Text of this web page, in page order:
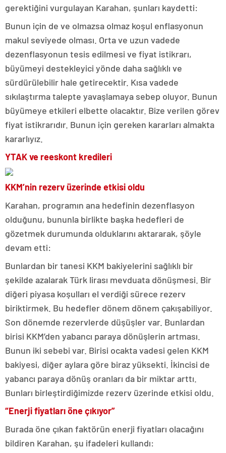
gerektiğini vurgulayan Karahan, şunları kaydetti:
Bunun için de ve olmazsa olmaz koşul enflasyonun
makul seviyede olması. Orta ve uzun vadede
dezenflasyonun tesis edilmesi ve fiyat istikrarı,
büyümeyi destekleyici yönde daha sağlıklı ve
sürdürülebilir hale getirecektir. Kısa vadede
sıkılaştırma talepte yavaşlamaya sebep oluyor. Bunun
büyümeye etkileri elbette olacaktır. Bize verilen görev
fiyat istikrarıdır. Bunun için gereken kararları almakta
kararlıyız.
YTAK ve reeskont kredileri
KKM’nin rezerv üzerinde etkisi oldu
Karahan, programın ana hedefinin dezenflasyon
olduğunu, bununla birlikte başka hedefleri de
gözetmek durumunda olduklarını aktararak, şöyle
devam etti:
Bunlardan bir tanesi KKM bakiyelerini sağlıklı bir
şekilde azalarak Türk lirası mevduata dönüşmesi. Bir
diğeri piyasa koşulları el verdiği sürece rezerv
biriktirmek. Bu hedefler dönem dönem çakışabiliyor.
Son dönemde rezervlerde düşüşler var. Bunlardan
birisi KKM’den yabancı paraya dönüşlerin artması.
Bunun iki sebebi var. Birisi ocakta vadesi gelen KKM
bakiyesi, diğer aylara göre biraz yüksekti. İkincisi de
yabancı paraya dönüş oranları da bir miktar arttı.
Bunları birleştirdiğimizde rezerv üzerinde etkisi oldu.
“Enerji fiyatları öne çıkıyor”
Burada öne çıkan faktörün enerji fiyatları olacağını
bildiren Karahan, şu ifadeleri kullandı: